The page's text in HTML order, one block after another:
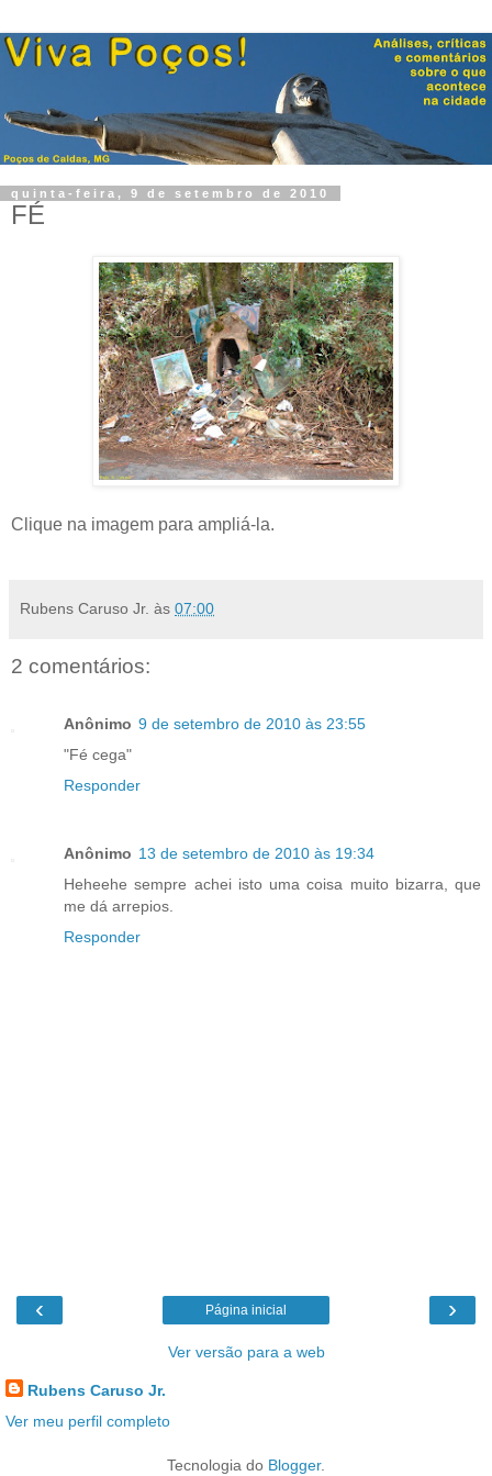
quinta-feira, 9 de setembro de 2010
FÉ
Clique na imagem para ampliá-la.
Rubens Caruso Jr. às 07:00
2 comentários:
Anônimo 9 de setembro de 2010 às 23:55
"Fé cega"
Responder
Anônimo 13 de setembro de 2010 às 19:34
Heheehe sempre achei isto uma coisa muito bizarra, que
me dá arrepios.
Responder
‹ ›
Página inicial
Ver versão para a web
Rubens Caruso Jr.
Ver meu perfil completo
Tecnologia do Blogger.